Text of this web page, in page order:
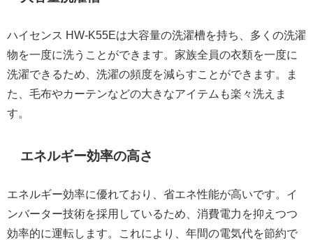
ハイセンス HW-K55Eは大容量の洗濯槽を持ち、多くの洗濯
物を一度に洗うことができます。家族全員の衣類を一度に
洗濯できるため、洗濯の頻度を減らすことができます。ま
た、毛布やカーテンなどの大きなアイテムも楽々洗えま
す。
エネルギー効率の高さ
エネルギー効率に優れており、省エネ性能が高いです。イ
ンバーター技術を採用しているため、消費電力を抑えつつ
効率的に運転します。これにより、年間の電気代を節約で